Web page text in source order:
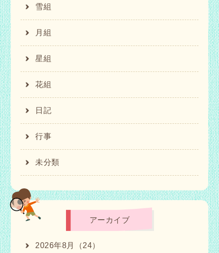
雪組
月組
星組
花組
日記
行事
未分類
アーカイブ
2026年8月（24）